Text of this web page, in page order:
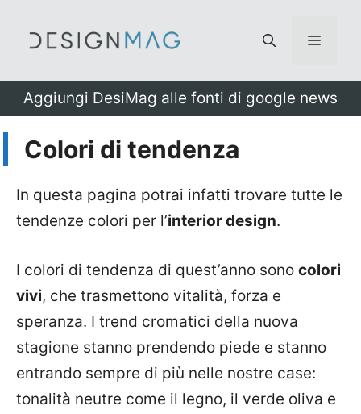
Menu
Aggiungi DesiMag alle fonti di google news
Colori di tendenza
In questa pagina potrai infatti trovare tutte le
tendenze colori per l’interior design.
I colori di tendenza di quest’anno sono colori
vivi, che trasmettono vitalità, forza e
speranza. I trend cromatici della nuova
stagione stanno prendendo piede e stanno
entrando sempre di più nelle nostre case:
tonalità neutre come il legno, il verde oliva e